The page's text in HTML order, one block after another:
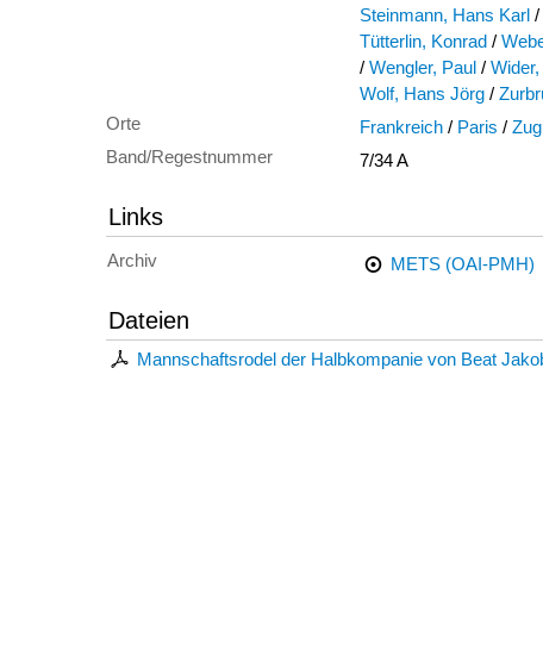
Steinmann, Hans Karl /
Tütterlin, Konrad /
/ Wengler, Paul /
Wolf, Hans Jörg /
Orte
Frankreich / Paris / Zug
Band/Regestnummer
7/34 A
Links
Archiv METS (OAI-PMH)
Dateien
Mannschaftsrodel der Halbkompanie von Beat